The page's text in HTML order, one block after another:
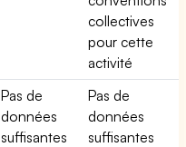
collectives
pour cette
activité
Pas de
données
suffisantes
Pas de
données
suffisantes